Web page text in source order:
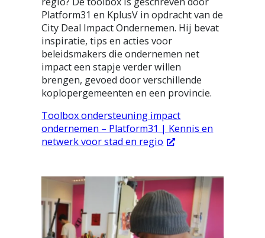
Platform31 en KplusV in opdracht van de
City Deal Impact Ondernemen. Hij bevat
inspiratie, tips en acties voor
beleidsmakers die ondernemen net
impact een stapje verder willen
brengen, gevoed door verschillende
koplopergemeenten en een provincie.
Toolbox ondersteuning impact
ondernemen – Platform31 | Kennis en
netwerk voor stad en regio